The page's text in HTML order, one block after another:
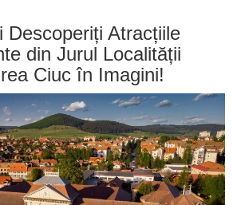
Descoperiți Atracțiile
din Jurul Localității
Ciuc în Imagini!